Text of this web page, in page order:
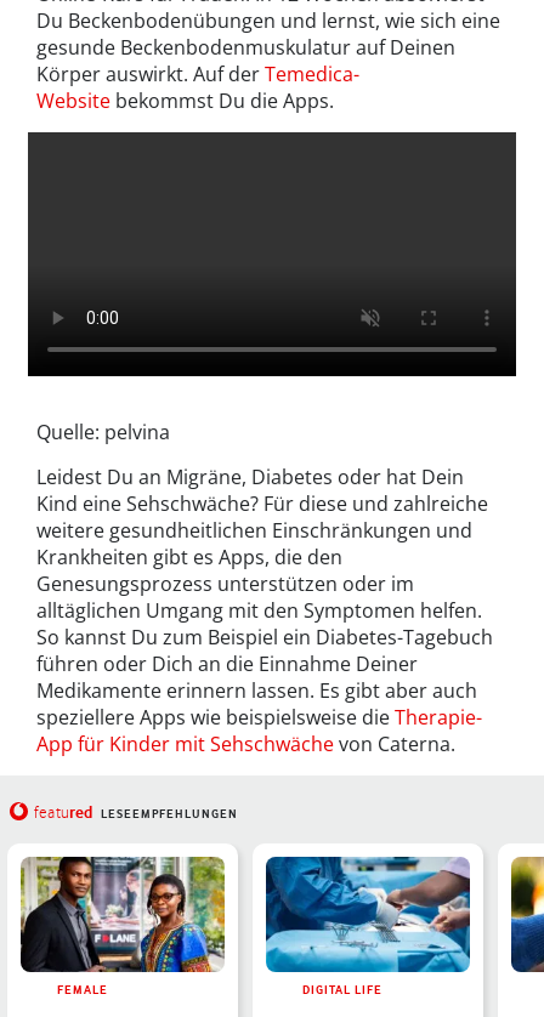
Du Beckenbodenübungen und lernst, wie sich eine
gesunde Beckenbodenmuskulatur auf Deinen
Körper auswirkt. Auf derTemedica-
Website bekommst Du die Apps.
Quelle: pelvina
Leidest Du an Migräne, Diabetes oder hat Dein
Kind eine Sehschwäche? Für diese und zahlreiche
weitere gesundheitlichen Einschränkungen und
Krankheiten gibt es Apps, die den
Genesungsprozess unterstützen oder im
alltäglichen Umgang mit den Symptomen helfen.
So kannst Du zum Beispiel ein Diabetes-Tagebuch
führen oder Dich an die Einnahme Deiner
Medikamente erinnern lassen. Es gibt aber auch
speziellere Apps wie beispielsweise dieTherapie-
App für Kinder mit Sehschwächevon Caterna.
featured LESEEMPFEHLUNGEN
FEMALE DIGITAL LIFE